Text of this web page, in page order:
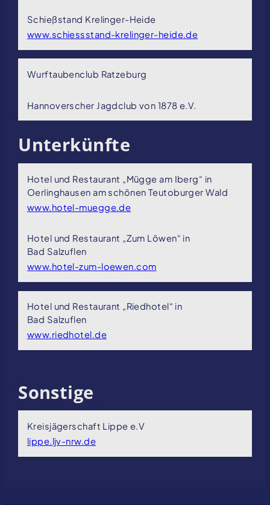
Schießstand Krelinger-Heide
www.schiessstand-krelinger-heide.de
Wurftaubenclub Ratzeburg
Hannoverscher Jagdclub von 1878 e.V.
Unterkünfte
Hotel und Restaurant „Mügge am Iberg“ in
Oerlinghausen am schönen Teutoburger Wald
www.hotel-muegge.de
Hotel und Restaurant „Zum Löwen“ in
Bad Salzuflen
www.hotel-zum-loewen.com
Hotel und Restaurant „Riedhotel“ in
Bad Salzuflen
www.riedhotel.de
Sonstige
Kreisjägerschaft Lippe e.V
lippe.ljv-nrw.de